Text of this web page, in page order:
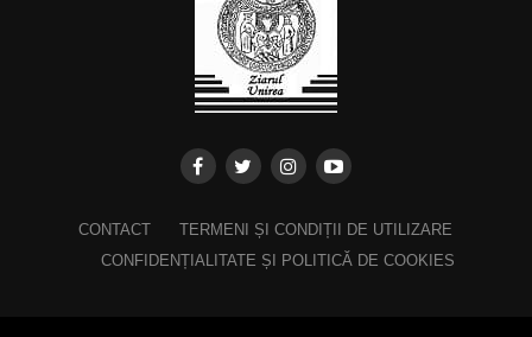
CONTACT
TERMENI ȘI CONDIȚII DE UTILIZARE
CONFIDENȚIALITATE ȘI POLITICĂ DE COOKIES